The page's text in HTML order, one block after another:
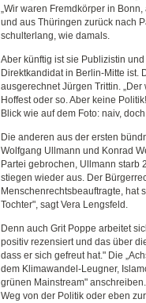
„Wir waren Fremdkörper in
und aus Thüringen zurück nach
schulterlang, wie damals.
Aber künftig ist sie Publizistin
Direktkandidat in Berlin-Mitte ist.
ausgerechnet Jürgen Trittin.
Hoffest oder so. Aber keine
Blick wie auf dem Foto: naiv,
Die anderen aus der ersten
Wolfgang Ullmann und Konrad
Partei gebrochen, Ullmann starb
stiegen wieder aus. Der
Menschenrechtsbeauftragte, hat
Tochter", sagt Vera Lengsfeld.
Denn auch Grit Poppe arbeitet
positiv rezensiert und das über
dass er sich gefreut hat." Die
dem Klimawandel-Leugner,
grünen Mainstream"
Weg von der Politik oder eben